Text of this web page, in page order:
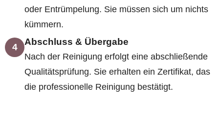
oder Entrümpelung. Sie müssen sich um nichts
kümmern.
4 Abschluss & Übergabe
Nach der Reinigung erfolgt eine abschließende
Qualitätsprüfung. Sie erhalten ein Zertifikat, das
die professionelle Reinigung bestätigt.